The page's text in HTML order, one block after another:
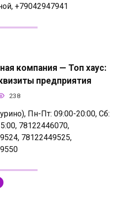
+79042947941
компания — Топ хаус:
предприятия
238
Пн-Пт: 09:00-20:00, Сб:
78122446070,
78122449525,